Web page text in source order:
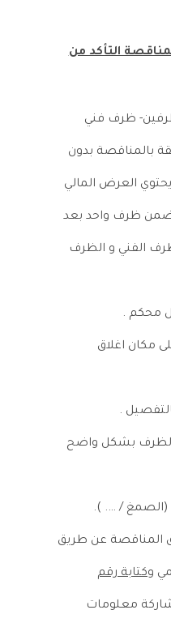
التأكد من
ظرف فني
بالمناقصة بدون
العرض المالي
ظرف واحد بعد
الفني و الظرف
محكم .
مكان اغلاق
.
الظرف بشكل واضح
(الصمغ / …. ).
المناقصة عن طريق
وكتابة رقم
معلومات